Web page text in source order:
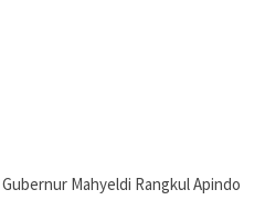
Gubernur Mahyeldi Rangkul Apindo